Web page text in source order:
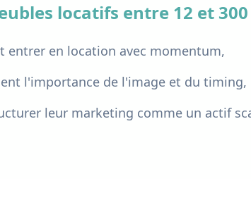
locatifs entre 12 et
entrer en location avec momentum,
l'importance de l'image et du timing,
leur marketing comme un actif